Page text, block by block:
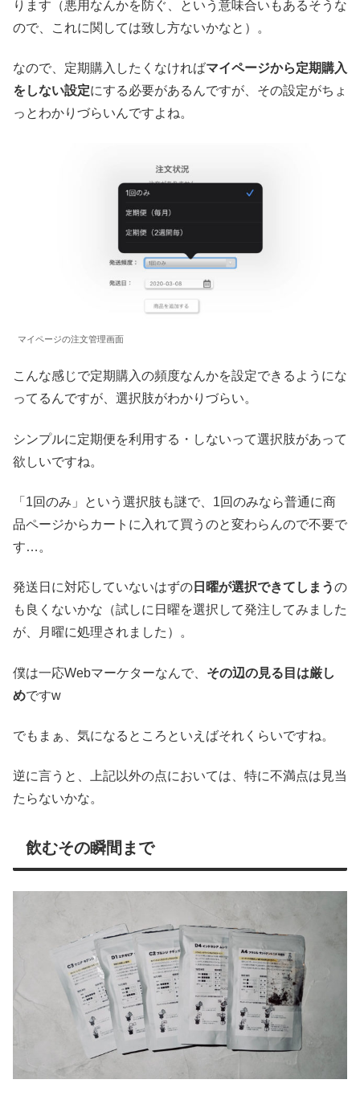
ります（悪用なんかを防ぐ、という意味合いもあるそうな
ので、これに関しては致し方ないかなと）。
なので、定期購入したくなければマイページから定期購入
をしない設定にする必要があるんですが、その設定がちょ
っとわかりづらいんですよね。
マイページの注文管理画面
こんな感じで定期購入の頻度なんかを設定できるようにな
ってるんですが、選択肢がわかりづらい。
シンプルに定期便を利用する・しないって選択肢があって
欲しいですね。
「1回のみ」という選択肢も謎で、1回のみなら普通に商
品ページからカートに入れて買うのと変わらんので不要で
す…。
発送日に対応していないはずの 日曜が選択できてしまうの
も良くないかな（試しに日曜を選択して発注してみました
が、月曜に処理されました）。
僕は一応Webマーケターなんで、 その辺の見る目は厳し
めですw
でもまぁ、気になるところといえばそれくらいですね。
逆に言うと、上記以外の点においては、特に不満点は見当
たらないかな。
飲むその瞬間まで